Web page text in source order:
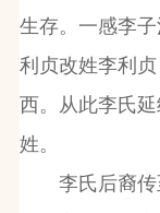
生存。一感李
利贞改姓李利
西。从此李氏
姓。
李氏后裔传